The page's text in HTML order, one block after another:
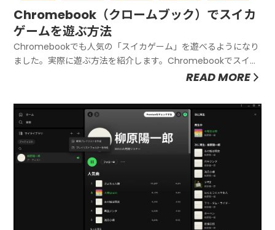
Chromebook（クロームブック）でスイカ
ゲームを遊ぶ方法
Chromebookでも人気の「スイカゲーム」を遊べるようになり
ました。実際に遊ぶ方法を紹介します。Chromebookでスイカ
ゲームを遊ぶ方法簡単にChromebookで遊ぶ方法です。Playス
ーム」を検索するまずは以下のリンクにアクセス...
READ MORE